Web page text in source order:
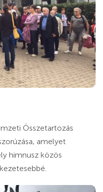
Összetartozás
amelyet
himnusz közös